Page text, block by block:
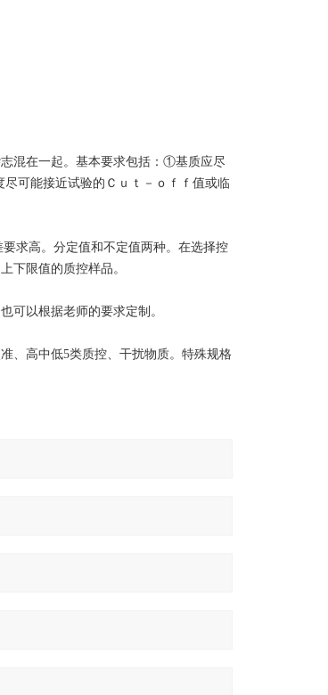
混在一起。基本要求包括：①基质应尽
可能接近试验的Ｃｕｔ－ｏｆｆ值或临
求高。分定值和不定值两种。在选择控
下限值的质控样品。
可以根据老师的要求定制。
、高中低5类质控、干扰物质。特殊规格